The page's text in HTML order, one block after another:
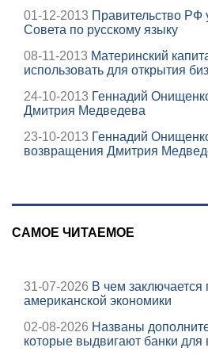
01-12-2013 Правительство РФ
Совета по русскому языку
08-11-2013 Материнский
использовать для открытия
24-10-2013 Геннадий
Дмитрия Медведева
23-10-2013 Геннадий
возвращения Дмитрия
САМОЕ ЧИТАЕМОЕ
31-07-2026 В чем заключается
американской экономики
02-08-2026 Названы
которые выдвигают банки для